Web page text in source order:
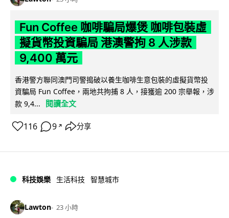
Fun Coffee 咖啡騙局爆煲 咖啡包裝虛
擬貨幣投資騙局 港澳警拘 8 人涉款
9,400 萬元
香港警方聯同澳門司警搗破以養生咖啡生意包裝的虛擬貨幣投
資騙局 Fun Coffee，兩地共拘捕 8 人，接獲逾 200 宗舉報，涉
款 9,4...
閱讀全文
116 9 ↗ 分享
科技娛樂 生活科技 智慧城市
Lawton 23 小時